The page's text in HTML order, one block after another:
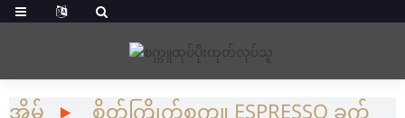
အိမ်
စိတ်ကြိုက်စက္ကူ ESPRESSO ခွက်